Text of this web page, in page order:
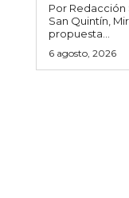
Por Redacción San Quintín.- La alcaldesa de
San Quintín,
propuesta...
6 agosto, 2026